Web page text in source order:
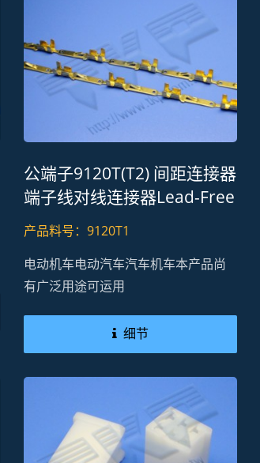
公端子9120T(T2) 间距连接器
端子线对线连接器Lead-Free
RoHS REACH
产品料号：9120T1
电动机车电动汽车汽车机车本产品尚
有广泛用途可运用
细节